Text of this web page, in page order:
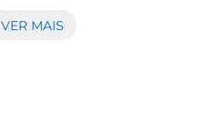
prática permite que você
VER MAIS